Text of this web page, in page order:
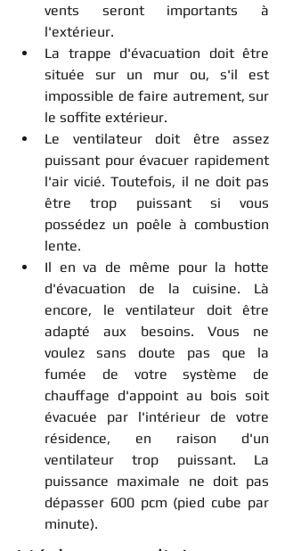
vents seront importants à
l'extérieur.
La trappe d'évacuation doit être
située sur un mur ou, s'il est
impossible de faire autrement, sur
le soffite extérieur.
Le ventilateur doit être assez
puissant pour évacuer rapidement
l'air vicié. Toutefois, il ne doit pas
être trop puissant si vous
possédez un poêle à combustion
lente.
Il en va de même pour la hotte
d'évacuation de la cuisine. Là
encore, le ventilateur doit être
adapté aux besoins. Vous ne
voulez sans doute pas que la
fumée de votre système de
chauffage d'appoint au bois soit
évacuée par l'intérieur de votre
résidence, en raison d'un
ventilateur trop puissant. La
puissance maximale ne doit pas
dépasser 600 pcm (pied cube par
minute).